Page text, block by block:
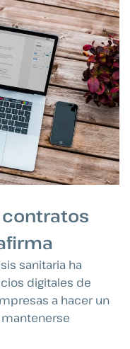
sanitaria ha
digitales de
a hacer un